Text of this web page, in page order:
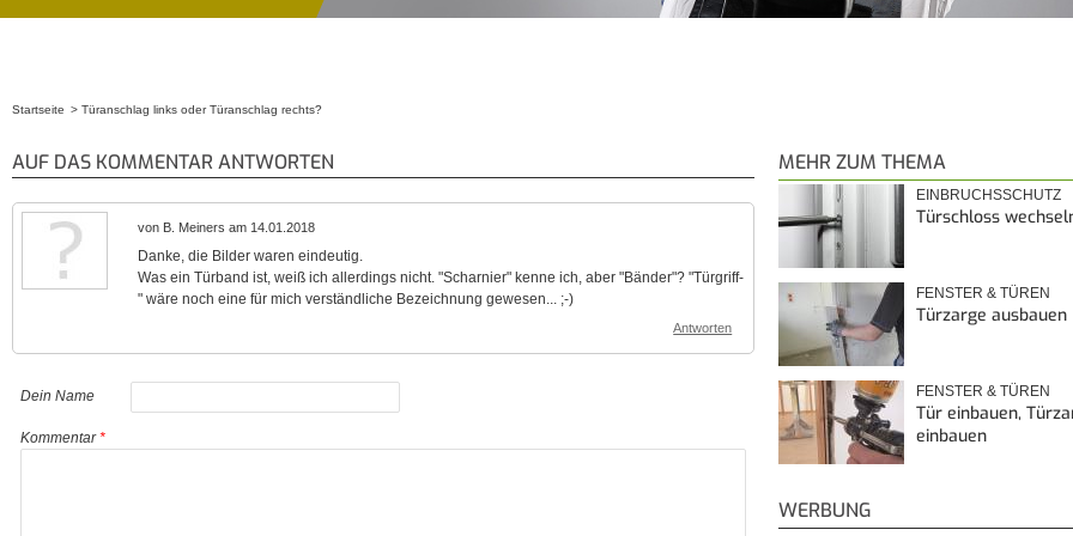
Startseite Türanschlag links oder Türanschlag rechts?
AUF DAS KOMMENTAR ANTWORTEN
von B. Meiners am 14.01.2018
Danke, die Bilder waren eindeutig.
Was ein Türband ist, weiß ich allerdings nicht. "Scharnier" kenne ich, aber "Bänder"? "Türgriff-
" wäre noch eine für mich verständliche Bezeichnung gewesen... ;-)
Antworten
Dein Name
Kommentar*
MEHR ZUM THEMA
EINBRUCHSSCHUTZ
Türschloss
FENSTER & TÜREN
Türzarge ausbauen
FENSTER & TÜREN
Tür einbauen,
einbauen
WERBUNG